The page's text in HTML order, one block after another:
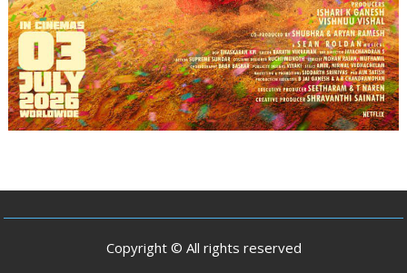
Copyright © All rights reserved